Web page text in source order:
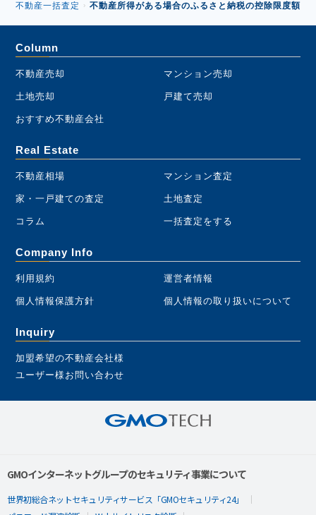
不動産一括査定 › 不動産所得がある場合のふるさと納税の控除限度額は
Column
不動産売却 マンション売却
土地売却 戸建て売却
おすすめ不動産会社
Real Estate
不動産相場 マンション査定
家・一戸建ての査定 土地査定
コラム 一括査定をする
Company Info
利用規約 運営者情報
個人情報保護方針 個人情報の取り扱いについて
Inquiry
加盟希望の不動産会社様
ユーザー様お問い合わせ
GMOインターネットグループのセキュリティ事業について
世界初総合ネットセキュリティサービス「GMOセキュリティ24」